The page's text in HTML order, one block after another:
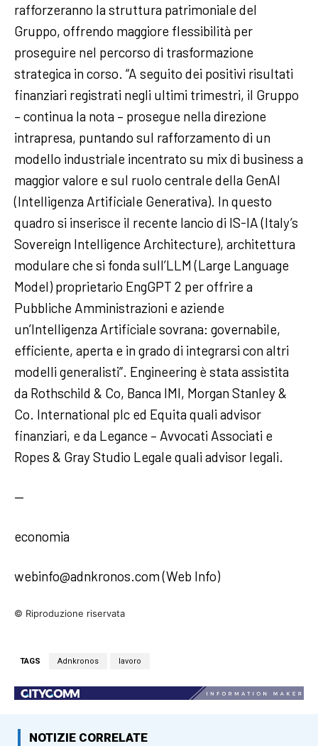
rafforzeranno la struttura patrimoniale del
Gruppo, offrendo maggiore flessibilità per
proseguire nel percorso di trasformazione
strategica in corso. “A seguito dei positivi risultati
finanziari registrati negli ultimi trimestri, il Gruppo
– continua la nota – prosegue nella direzione
intrapresa, puntando sul rafforzamento di un
modello industriale incentrato su mix di business a
maggior valore e sul ruolo centrale della GenAI
(Intelligenza Artificiale Generativa). In questo
quadro si inserisce il recente lancio di IS-IA (Italy’s
Sovereign Intelligence Architecture), architettura
modulare che si fonda sull’LLM (Large Language
Model) proprietario EngGPT 2 per offrire a
Pubbliche Amministrazioni e aziende
un’Intelligenza Artificiale sovrana: governabile,
efficiente, aperta e in grado di integrarsi con altri
modelli generalisti”. Engineering è stata assistita
da Rothschild & Co, Banca IMI, Morgan Stanley &
Co. International plc ed Equita quali advisor
finanziari, e da Legance – Avvocati Associati e
Ropes & Gray Studio Legale quali advisor legali.
—
economia
webinfo@adnkronos.com (Web Info)
© Riproduzione riservata
TAGS Adnkronos lavoro
NOTIZIE CORRELATE